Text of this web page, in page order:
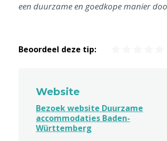
een duurzame en goedkope manier
Beoordeel deze tip:
Website
Bezoek website Duurzame
accommodaties Baden-
Württemberg